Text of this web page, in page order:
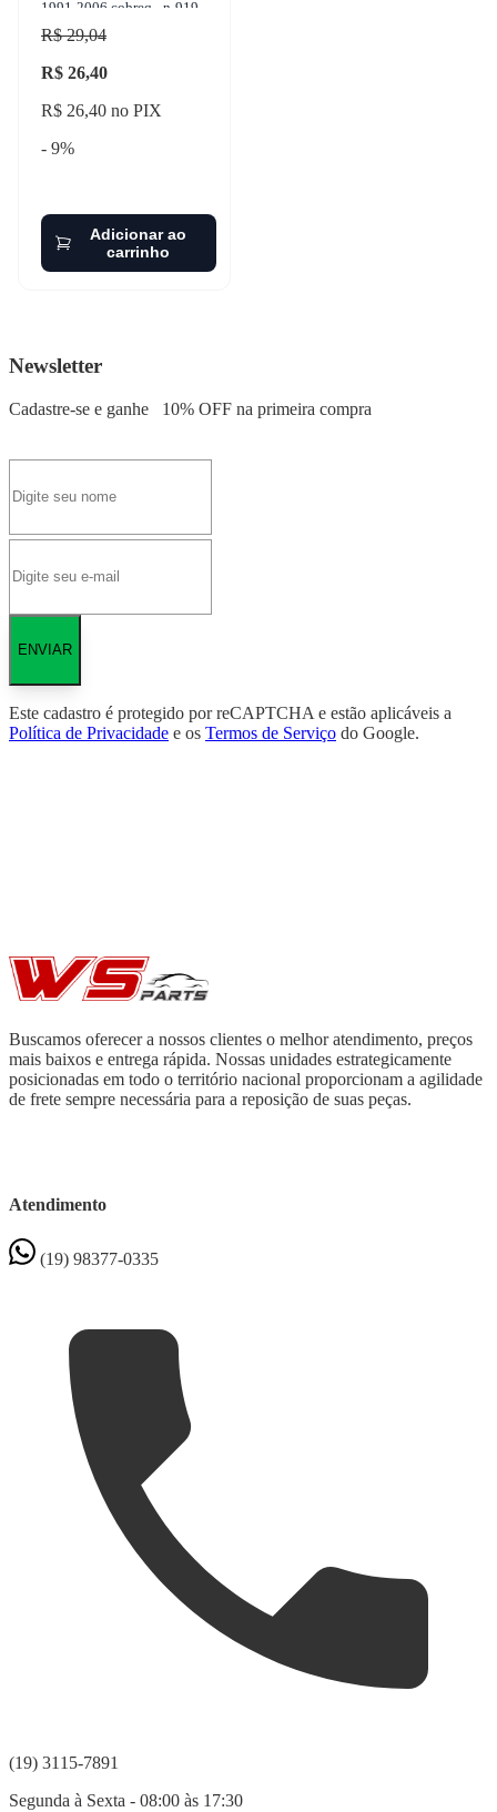
1991-2006 cobreq - n-919
R$ 29,04
R$ 26,40
R$ 26,40 no PIX
- 9%
Adicionar ao
carrinho
Newsletter
Cadastre-se e ganhe 10% OFF na primeira compra
ENVIAR
Este cadastro é protegido por reCAPTCHA e estão aplicáveis a
Política de Privacidade e os Termos de Serviço do Google.
Buscamos oferecer a nossos clientes o melhor atendimento, preços
mais baixos e entrega rápida. Nossas unidades estrategicamente
posicionadas em todo o território nacional proporcionam a agilidade
de frete sempre necessária para a reposição de suas peças.
Atendimento
(19) 98377-0335
(19) 3115-7891
Segunda à Sexta - 08:00 às 17:30